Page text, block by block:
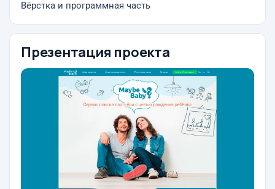
Вёрстка и программная часть
Презентация проекта